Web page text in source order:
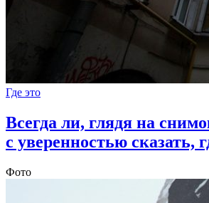
Где это
Всегда ли, глядя на
с уверенностью сказать,
Фото